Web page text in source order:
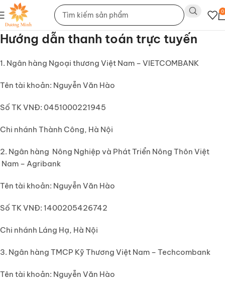
0
Hướng dẫn thanh toán trực tuyến
1. Ngân hàng Ngoại thương Việt Nam – VIETCOMBANK
Tên tài khoản: Nguyễn Văn Hào
Số TK VNĐ: 0451000221945
Chi nhánh Thành Công, Hà Nội
2. Ngân hàng Nông Nghiệp và Phát Triển Nông Thôn Việt
Nam – Agribank
Tên tài khoản: Nguyễn Văn Hào
Số TK VNĐ: 1400205426742
Chi nhánh Láng Hạ, Hà Nội
3. Ngân hàng TMCP Kỹ Thương Việt Nam – Techcombank
Tên tài khoản: Nguyễn Văn Hào